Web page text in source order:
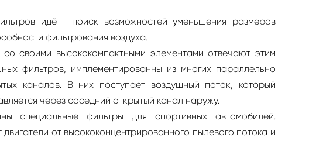
идёт поиск возможностей уменьшения размеров
фильтрования воздуха.
своими высококомпактными элементами отвечают этим
фильтров, имплементированны из многих параллельно
каналов. В них поступает воздушный поток, который
через соседний открытый канал наружу.
специальные фильтры для спортивных автомобилей.
от высококонцентрированного пылевого потока и